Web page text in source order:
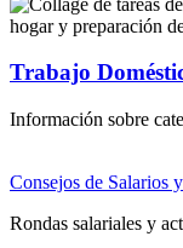
Trabajo
Información sobre
Consejos de Salarios
Rondas salariales y